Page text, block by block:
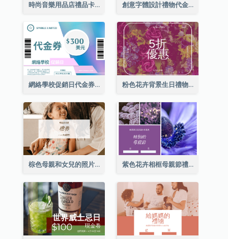
時尚音樂用品店禮品卡 創意字體設計禮物代金券
網絡學校促銷日代金券 粉色花卉背景生日禮物卡
棕色母親和女兒的照片母親節的禮品卡 紫色花卉相框母親節禮品卡